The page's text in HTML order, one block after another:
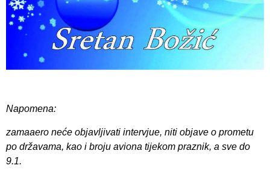
Napomena:
zamaaero neće objavljivati intervjue, niti objave o prometu
po državama, kao i broju aviona tijekom praznik, a sve do
9.1.